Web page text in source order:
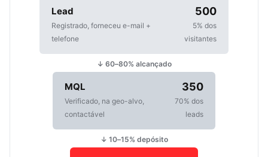
Lead
Registrado, forneceu e-mail +
telefone
500
5% dos
visitantes
↓ 60–80% alcançado
MQL
Verificado, na geo-alvo,
contactável
350
70% dos
leads
↓ 10–15% depósito